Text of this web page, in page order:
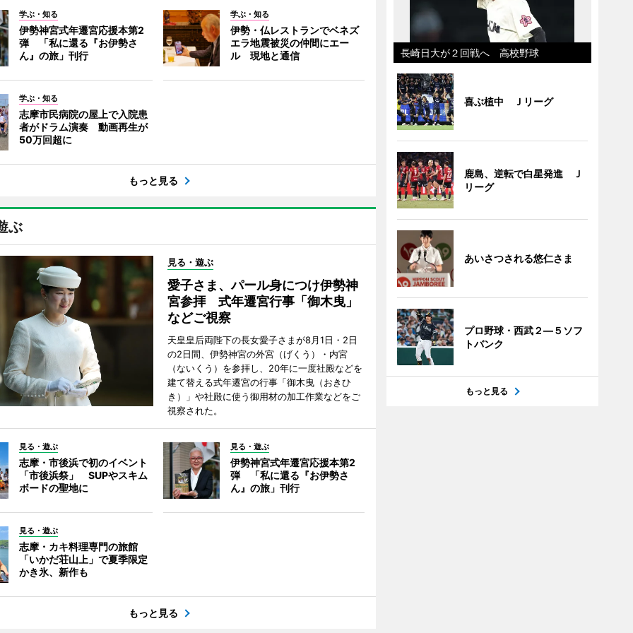
学ぶ・知る
伊勢神宮式年遷宮応援本第2
弾 「私に還る『お伊勢さ
ん』の旅」刊行
学ぶ・知る
伊勢・仏レストランでベネズ
エラ地震被災の仲間にエー
ル 現地と通信
学ぶ・知る
志摩市民病院の屋上で入院患
者がドラム演奏 動画再生が
50万回超に
もっと見る
ぶ
見る・遊ぶ
愛子さま、パール身につけ伊勢神
宮参拝 式年遷宮行事「御木曳」
などご視察
天皇皇后両陛下の長女愛子さまが8月1日・2日
の2日間、伊勢神宮の外宮（げくう）・内宮
（ないくう）を参拝し、20年に一度社殿などを
建て替える式年遷宮の行事「御木曳（おきひ
き）」や社殿に使う御用材の加工作業などをご
視察された。
見る・遊ぶ
志摩・市後浜で初のイベント
「市後浜祭」 SUPやスキム
ボードの聖地に
見る・遊ぶ
伊勢神宮式年遷宮応援本第2
弾 「私に還る『お伊勢さ
ん』の旅」刊行
見る・遊ぶ
志摩・カキ料理専門の旅館
「いかだ荘山上」で夏季限定
かき氷、新作も
もっと見る
長崎日大が２回戦へ 高校野球
喜ぶ植中 Ｊリーグ
鹿島、逆転で白星発進 Ｊ
リーグ
あいさつされる悠仁さま
プロ野球・西武２―５ソフ
トバンク
もっと見る